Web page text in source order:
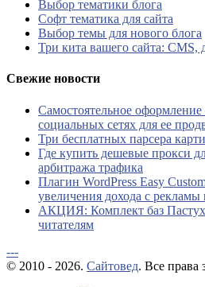
Выбор тематики блога
Софт тематика для сайта
Выбор темы для нового блога
Три кита вашего сайта: CMS,
Свежие новости
Самостоятельное
социальных сетях для ее
Три бесплатных парсера
Где купить дешевые прокси
арбитража трафика
Плагин WordPress Easy
увеличения дохода с рекламы
АКЦИЯ: Комплект баз
читателям
---
© 2010 - 2026. Сайтовед. Все